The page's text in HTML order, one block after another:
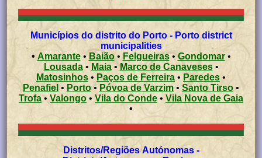
Municípios do distrito do Porto - Porto district
municipalities
• Amarante• Baião• Felgueiras• Gondomar•
Lousada• Maia•Marco de Canaveses•
Matosinhos • Paços de Ferreira • Paredes •
Penafiel • Porto • Póvoa de Varzim • Santo Tirso •
Trofa•Valongo • Vila do Conde • Vila Nova de Gaia
•
Distritos/Regiões Autónomas -